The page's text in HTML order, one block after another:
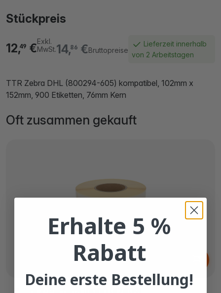
Stückpreis
14,86 €Bruttopreise
12,49 €Exkl.
MwSt.
Lieferzeit innerhalb
von 2 Arbeitstagen
TTR Zebra DHL (800294-605) kompatibel, 102mm x
152mm, 900 Etiketten, 76mm Kern
Oft zusammen gekauft
Erhalte 5 %
Rabatt
Deine erste Bestellung!